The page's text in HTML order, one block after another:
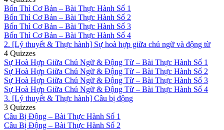
Bốn Thì Cơ Bản – Bài Thực Hành Số 1
Bốn Thì Cơ Bản – Bài Thực Hành Số 2
Bốn Thì Cơ Bản – Bài Thực Hành Số 3
Bốn Thì Cơ Bản – Bài Thực Hành Số 4
2. [Lý thuyết & Thực hành] Sự hoà hợp giữa chủ ngữ và động từ
4 Quizzes
Sự Hoà Hợp Giữa Chủ Ngữ & Động Từ – Bài Thực Hành Số 1
Sự Hoà Hợp Giữa Chủ Ngữ & Động Từ – Bài Thực Hành Số 2
Sự Hoà Hợp Giữa Chủ Ngữ & Động Từ – Bài Thực Hành Số 3
Sự Hoà Hợp Giữa Chủ Ngữ & Động Từ – Bài Thực Hành Số 4
3. [Lý thuyết & Thực hành] Câu bị động
3 Quizzes
Câu Bị Động – Bài Thực Hành Số 1
Câu Bị Động – Bài Thực Hành Số 2